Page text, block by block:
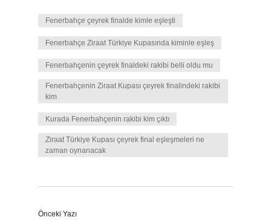
Fenerbahçe çeyrek finalde kimle eşleşti
Fenerbahçe Ziraat Türkiye Kupasında kiminle eşleş
Fenerbahçenin çeyrek finaldeki rakibi belli oldu mu
Fenerbahçenin Ziraat Kupası çeyrek finalindeki rakibi
kim
Kurada Fenerbahçenin rakibi kim çıktı
Ziraat Türkiye Kupası çeyrek final eşleşmeleri ne
zaman oynanacak
Önceki Yazı